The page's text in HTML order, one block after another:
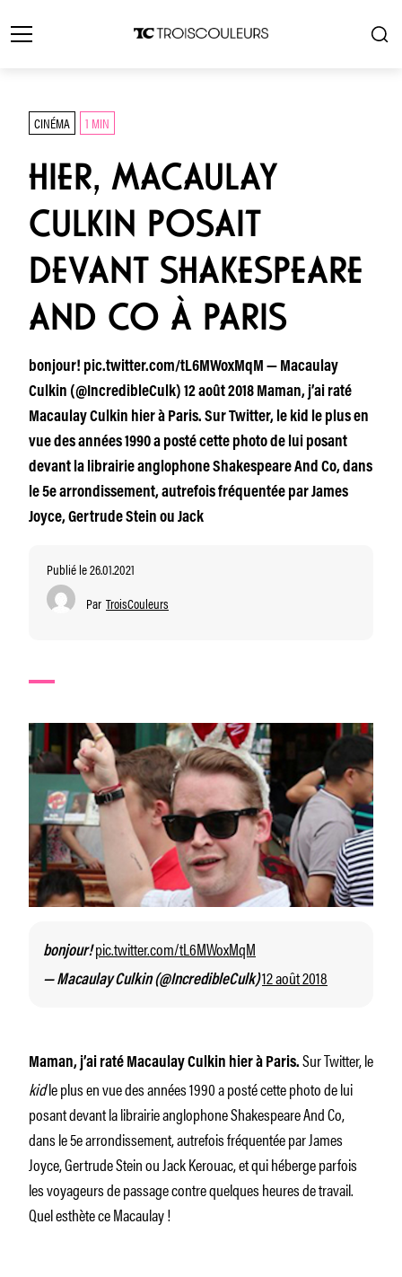
CINÉMA 1 MIN
HIER, MACAULAY
CULKIN POSAIT
DEVANT SHAKESPEARE
AND CO À PARIS
bonjour! pic.twitter.com/tL6MWoxMqM — Macaulay
Culkin (@IncredibleCulk) 12 août 2018 Maman, j’ai raté
Macaulay Culkin hier à Paris. Sur Twitter, le kid le plus en
vue des années 1990 a posté cette photo de lui posant
devant la librairie anglophone Shakespeare And Co, dans
le 5e arrondissement, autrefois fréquentée par James
Joyce, Gertrude Stein ou Jack
Publié le 26.01.2021
Par TroisCouleurs
bonjour!pic.twitter.com/tL6MWoxMqM
— Macaulay Culkin (@IncredibleCulk)12 août 2018
Maman, j’ai raté Macaulay Culkin hier à Paris. Sur Twitter, le
kidle plus en vue des années 1990 a posté cette photo de lui
posant devant la librairie anglophone Shakespeare And Co,
dans le 5e arrondissement, autrefois fréquentée par James
Joyce, Gertrude Stein ou Jack Kerouac, et qui héberge parfois
les voyageurs de passage contre quelques heures de travail.
Quel esthète ce Macaulay !